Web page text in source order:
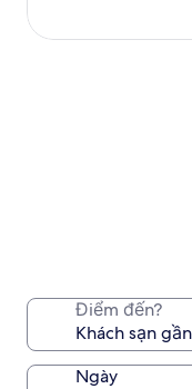
Điểm đến?
Ngày